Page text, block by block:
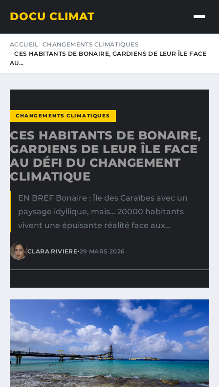
DOCU CLIMAT
ACCUEIL CHANGEMENTS CLIMATIQUES
CES HABITANTS DE BONAIRE, GARDIENS DE LEUR ÎLE FACE
AU…
CHANGEMENTS CLIMATIQUES
CES HABITANTS DE BONAIRE,
GARDIENS DE LEUR ÎLE FACE
AU DÉFI DU CHANGEMENT
CLIMATIQUE
EN BREF Bonaire : Île des Caraïbes avec un
paysage idyllique, mais… 20000 habitants
vivent une épuisante réalité face aux…
CLARA RIVIERE•29 MARS 2026